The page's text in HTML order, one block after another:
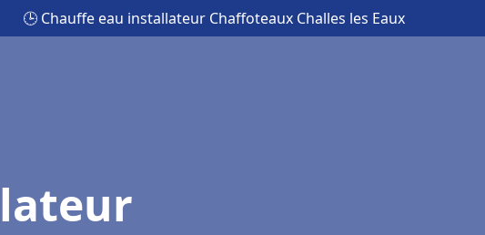
🕒 Chauffe eau installateur Chaffoteaux Challes les Eaux